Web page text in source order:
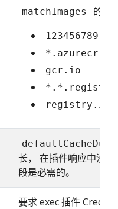
matchImages 的一
*.azurecr.io
gcr.io
长， 在插件响应中没
段是必需的。
要求 exec 插件